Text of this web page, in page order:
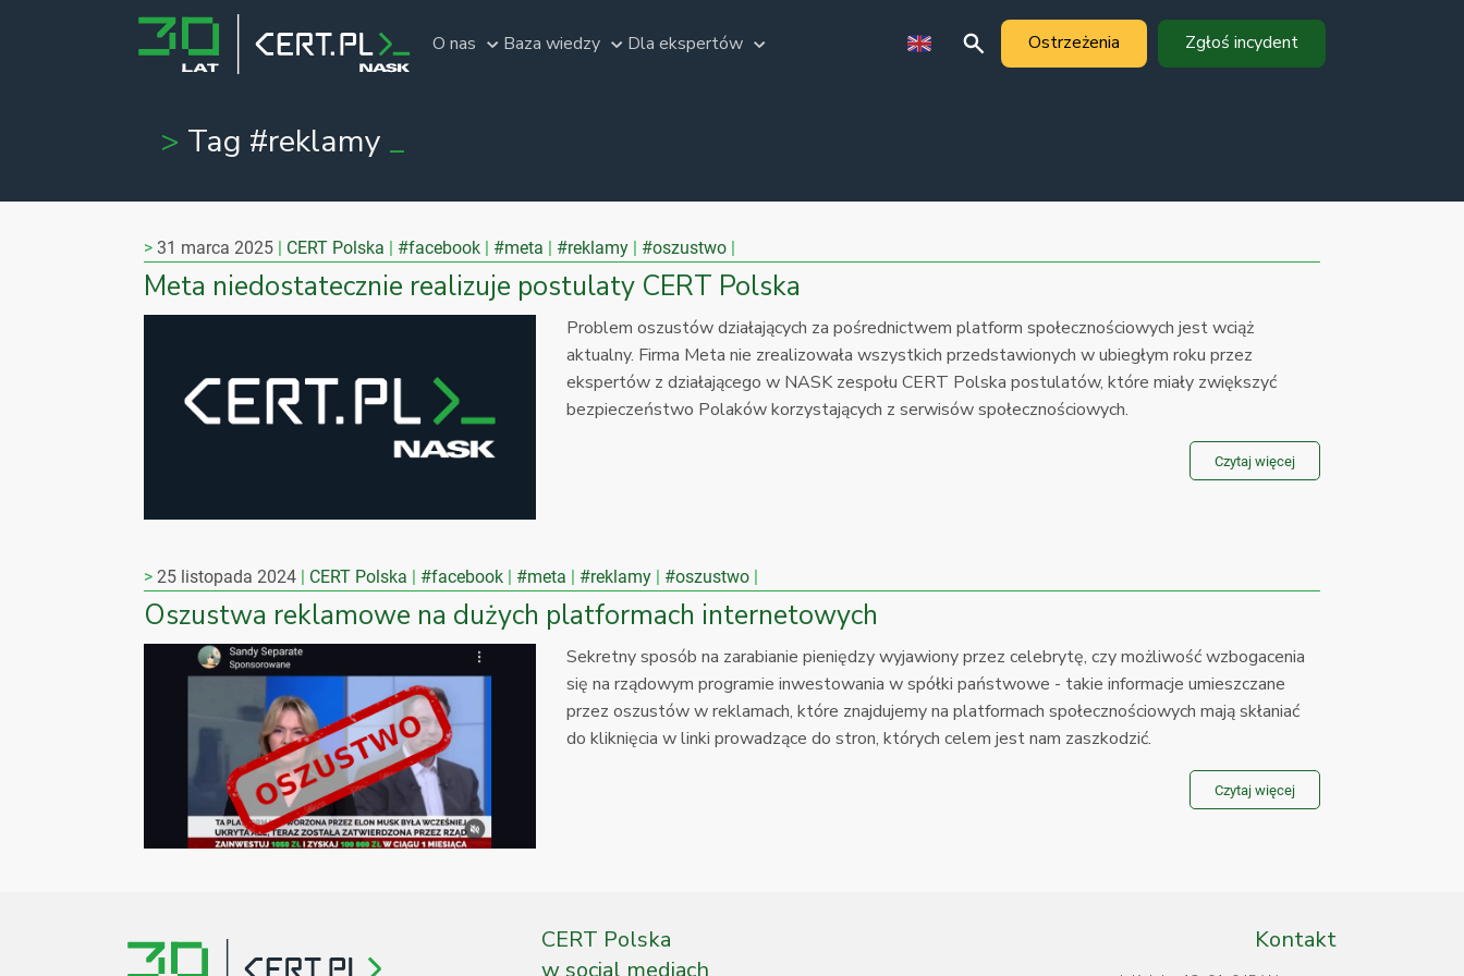
O nas Baza wiedzy Dla ekspertów Ostrzeżenia Zgłoś incydent
Tag #reklamy
31 marca 2025 CERT Polska #facebook #meta #reklamy #oszustwo
Meta niedostatecznie realizuje postulaty CERT Polska
Problem oszustów działających za pośrednictwem platform społecznościowych jest wciąż
aktualny. Firma Meta nie zrealizowała wszystkich przedstawionych w ubiegłym roku przez
ekspertów z działającego w NASK zespołu CERT Polska postulatów, które miały zwiększyć
bezpieczeństwo Polaków korzystających z serwisów społecznościowych.
Czytaj więcej
25 listopada 2024 CERT Polska #facebook #meta #reklamy #oszustwo
Oszustwa reklamowe na dużych platformach internetowych
Sekretny sposób na zarabianie pieniędzy wyjawiony przez celebrytę, czy możliwość wzbogacenia
się na rządowym programie inwestowania w spółki państwowe - takie informacje umieszczane
przez oszustów w reklamach, które znajdujemy na platformach społecznościowych mają skłaniać
do kliknięcia w linki prowadzące do stron, których celem jest nam zaszkodzić.
Czytaj więcej
CERT Polska
Kontakt